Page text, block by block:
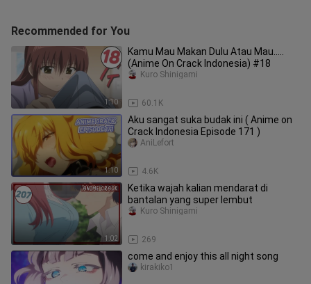
Recommended for You
1:10
Kamu Mau Makan Dulu Atau Mau.....
(Anime On Crack Indonesia) #18
60.1K
Kuro Shinigami
1:10
Aku sangat suka budak ini ( Anime on
Crack Indonesia Episode 171 )
4.6K
AniLefort
1:02
Ketika wajah kalian mendarat di
bantalan yang super lembut
269
Kuro Shinigami
come and enjoy this all night song
kirakiko1